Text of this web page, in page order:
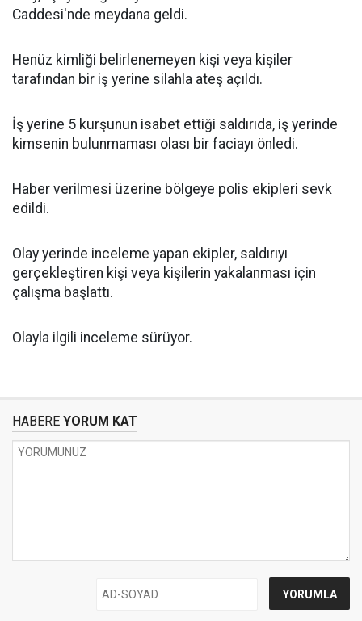
Caddesi'nde meydana geldi.
Henüz kimliği belirlenemeyen kişi veya kişiler
tarafından bir iş yerine silahla ateş açıldı.
İş yerine 5 kurşunun isabet ettiği saldırıda, iş yerinde
kimsenin bulunmaması olası bir faciayı önledi.
Haber verilmesi üzerine bölgeye polis ekipleri sevk
edildi.
Olay yerinde inceleme yapan ekipler, saldırıyı
gerçekleştiren kişi veya kişilerin yakalanması için
çalışma başlattı.
Olayla ilgili inceleme sürüyor.
HABERE YORUM KAT